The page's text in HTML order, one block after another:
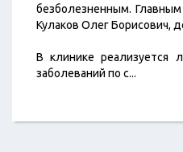
безболезненным.
Кулаков Олег Борисович,
В клинике реализуется
заболеваний по с...